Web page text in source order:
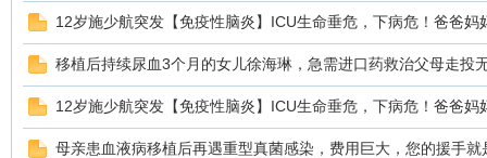
12岁施少航突发【免疫性脑炎】ICU生命垂危，下病危！爸爸妈
移植后持续尿血3个月的女儿徐海琳，急需进口药救治父母走投
12岁施少航突发【免疫性脑炎】ICU生命垂危，下病危！爸爸妈
母亲患血液病移植后再遇重型真菌感染，费用巨大，您的援手就